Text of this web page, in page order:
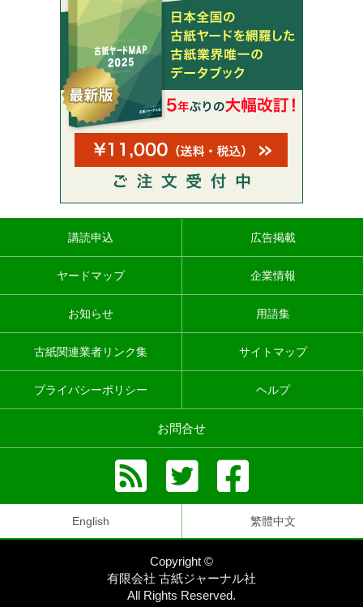
講読申込 広告掲載
ヤードマップ 企業情報
お知らせ 用語集
古紙関連業者リンク集 サイトマップ
プライバシーポリシー ヘルプ
お問合せ
English 繁體中文
Copyright ©
有限会社 古紙ジャーナル社
All Rights Reserved.